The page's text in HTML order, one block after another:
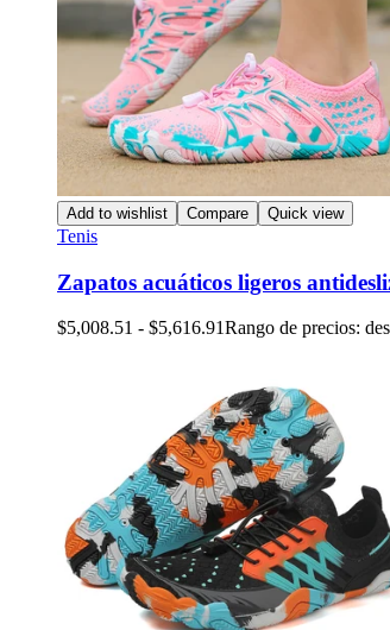
Add to wishlist Compare Quick view
Tenis
Zapatos acuáticos ligeros
$5,008.51 - $5,616.91Rango de precios: